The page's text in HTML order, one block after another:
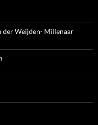
der Weijden- Millenaar